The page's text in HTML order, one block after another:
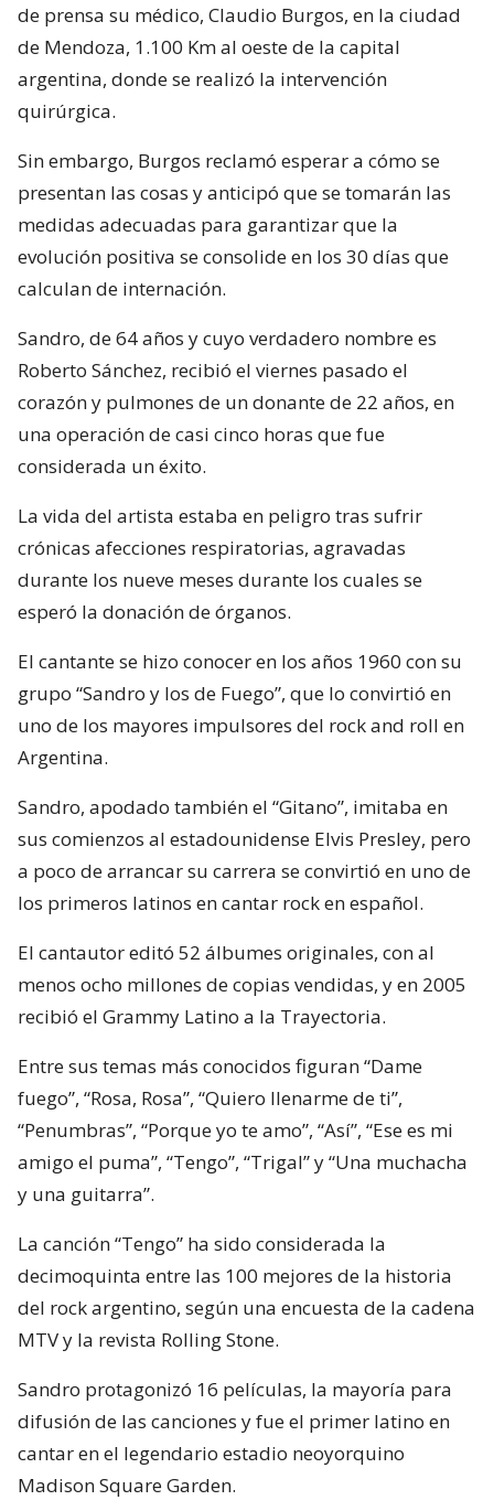
de prensa su médico, Claudio Burgos, en la ciudad
de Mendoza, 1.100 Km al oeste de la capital
argentina, donde se realizó la intervención
quirúrgica.
Sin embargo, Burgos reclamó esperar a cómo se
presentan las cosas y anticipó que se tomarán las
medidas adecuadas para garantizar que la
evolución positiva se consolide en los 30 días que
calculan de internación.
Sandro, de 64 años y cuyo verdadero nombre es
Roberto Sánchez, recibió el viernes pasado el
corazón y pulmones de un donante de 22 años, en
una operación de casi cinco horas que fue
considerada un éxito.
La vida del artista estaba en peligro tras sufrir
crónicas afecciones respiratorias, agravadas
durante los nueve meses durante los cuales se
esperó la donación de órganos.
El cantante se hizo conocer en los años 1960 con su
grupo “Sandro y los de Fuego”, que lo convirtió en
uno de los mayores impulsores del rock and roll en
Argentina.
Sandro, apodado también el “Gitano”, imitaba en
sus comienzos al estadounidense Elvis Presley, pero
a poco de arrancar su carrera se convirtió en uno de
los primeros latinos en cantar rock en español.
El cantautor editó 52 álbumes originales, con al
menos ocho millones de copias vendidas, y en 2005
recibió el Grammy Latino a la Trayectoria.
Entre sus temas más conocidos figuran “Dame
fuego”, “Rosa, Rosa”, “Quiero llenarme de ti”,
“Penumbras”, “Porque yo te amo”, “Así”, “Ese es mi
amigo el puma”, “Tengo”, “Trigal” y “Una muchacha
y una guitarra”.
La canción “Tengo” ha sido considerada la
decimoquinta entre las 100 mejores de la historia
del rock argentino, según una encuesta de la cadena
MTV y la revista Rolling Stone.
Sandro protagonizó 16 películas, la mayoría para
difusión de las canciones y fue el primer latino en
cantar en el legendario estadio neoyorquino
Madison Square Garden.